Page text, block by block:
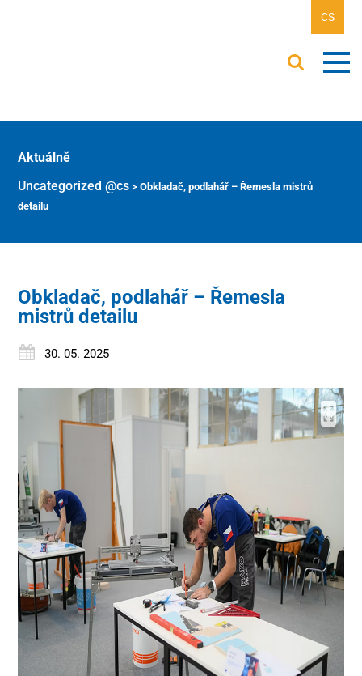
CS
Aktuálně
Uncategorized @cs >Obkladač, podlahář – Řemesla mistrů
detailu
Obkladač, podlahář – Řemesla
mistrů detailu
30. 05. 2025